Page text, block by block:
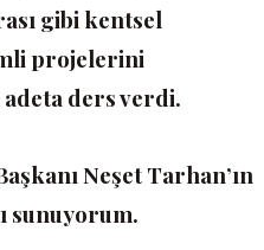
gibi kentsel
projelerini
ders verdi.
Neşet Tarhan’ın
sunuyorum.